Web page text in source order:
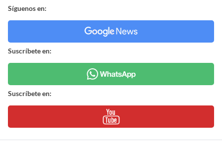
Síguenos en:
Suscríbete en:
Suscríbete en: